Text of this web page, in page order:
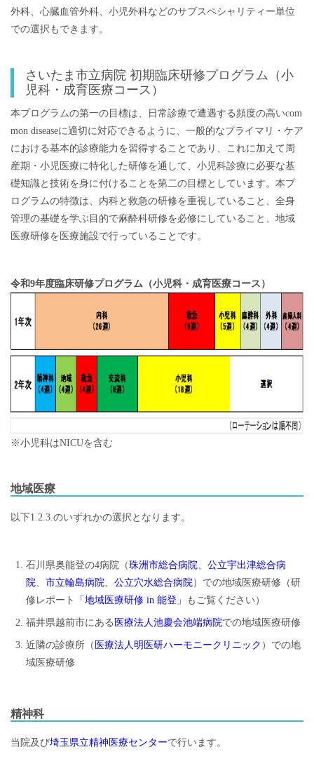
外科、心臓血管外科、小児外科などのサブスペシャリティー単位
での選択もできます。
さいたま市立病院 初期臨床研修プログラム（小
児科・成育医療コース）
本プログラムの第一の目標は、日常診療で遭遇する頻度の高いcom
mon diseaseに適切に対応できるように、一般的なプライマリ・ケア
における基本的診療能力を習得することであり、これに加えて周
産期・小児医療に特化した研修を通して、小児科診療に必要な基
礎知識と技術を身に付けることを第二の目標としています。本プ
ログラムの特徴は、内科と救急の研修を重視していること、全身
管理の基礎を学ぶ目的で麻酔科研修を必修にしていること、地域
医療研修を医療施設で行っていることです。
令和9年度臨床研修プログラム（小児科・成育医療コース）
※小児科はNICUを含む
地域医療
以下1.2.3.のいずれかの選択となります。
石川県奥能登の4病院（珠洲市総合病院
公立宇出津総合病
院
市立輪島病院 公立穴水総合病院）での地域医療研修（研
修レポート
「地域医療研修 in 能登」 もご覧ください）
福井県越前市にある 医療法人池慶会池端病院での地域医療研修
近隣の診療所（ 医療法人明医研ハーモニークリニック ）での地
域医療研修
精神科
当院及び埼玉県立精神医療センターで行います。